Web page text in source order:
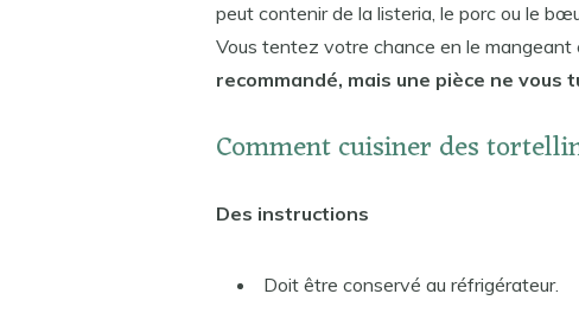
peut contenir de la listeria, le porc ou le
Vous tentez votre chance en le mangeant
recommandé, mais une pièce ne vous
Comment cuisiner des
Des instructions
Doit être conservé au réfrigérateur.